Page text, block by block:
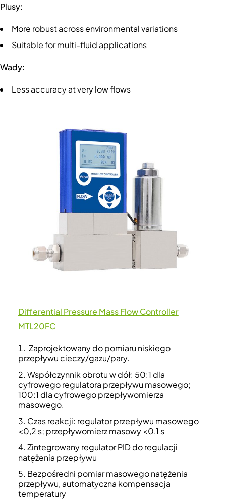
Plusy:
More robust across environmental variations
Suitable for multi-fluid applications
Wady:
Less accuracy at very low flows
Differential Pressure Mass Flow Controller
MTL20FC
Zaprojektowany do pomiaru niskiego
przepływu cieczy/gazu/pary.
Współczynnik obrotu w dół: 50:1 dla
cyfrowego regulatora przepływu masowego;
100:1 dla cyfrowego przepływomierza
masowego.
Czas reakcji: regulator przepływu masowego
<0,2 s; przepływomierz masowy <0,1 s
Zintegrowany regulator PID do regulacji
natężenia przepływu
Bezpośredni pomiar masowego natężenia
przepływu, automatyczna kompensacja
temperatury